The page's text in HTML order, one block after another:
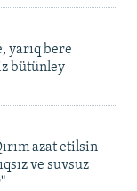
yarıq bere
bütünley
azat etilsin
ve suvsuz